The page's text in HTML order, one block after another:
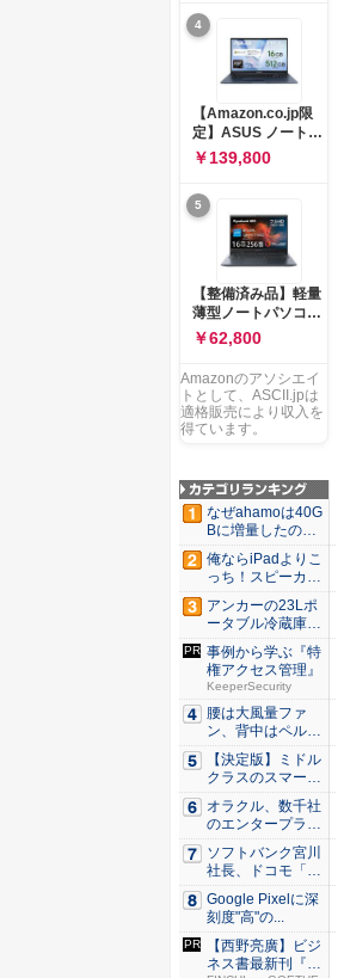
Ryzen™ 5 8640HS
メモリ16GB
SSD512GB
Microsoft 365 試用
版 Windows11 バッ
テリー駆動12.6時間
重量1.39kg ルナグレ
ー 83K9003JJP ノー
トPC
4
【Amazon.co.jp限
定】ASUS ノートパ
ソコン Vivobook 15
M1502NAQ 15.6イ
ンチ AMD Ryzen 7
170 メモリ16GB
SSD 512GB
Microsoft 365
Personal (24か月版)
搭載 Windows 11 重
量1.7kg Wi-Fi 6E ク
ワイエットブルー
M1502NAQ-
￥139,800
5
【整備済み品】軽量
薄型ノートパソコン
dynabook G83 ■
13.3型
FHD(1920x1080) -
高性能第11世代Core
i5-1135G7 - メモリ
16GB - SSD 256GB
USB Type-C - MS
Office 2021 - Win11
搭載
￥62,800
Amazonのアソシエイ
トとして、ASCII.jpは
適格販売により収入を
得ています。
なぜahamoは40G
Bに増量したの
か ...
俺ならiPadよりこ
っち！スピーカー
9個...
アンカーの23Lポ
ータブル冷蔵庫が
Ama...
事例から学ぶ『特
権アクセス管理』
KeeperSecurity
腰は大風量ファ
ン、背中はペルチ
ェ冷却。ダ...
【決定版】ミドル
クラスのスマート
フォンの...
オラクル、数千社
のエンタープライ
ズ・アプ...
ソフトバンク宮川
社長、ドコモ「ah
amo...
Google Pixelに深
刻度"高"の...
【西野亮廣】ビジ
ネス書最新刊『北